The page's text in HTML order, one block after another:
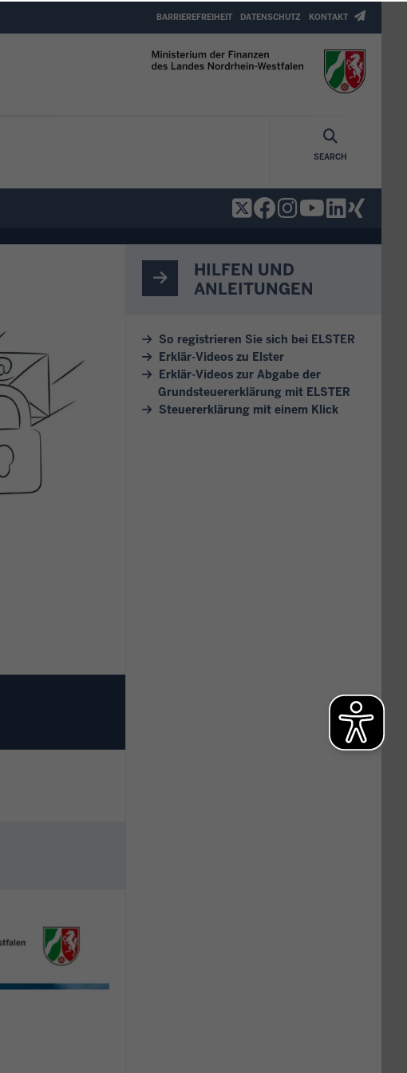
Top
Menu
BARRIEREFREIHEIT DATENSCHUTZ KONTAKT
SEARCH
HILFEN UND
ANLEITUNGEN
So registrieren Sie sich bei ELSTER
Erklär-Videos zu Elster
Erklär-Videos zur Abgabe der
Grundsteuererklärung mit ELSTER
Steuererklärung mit einem Klick